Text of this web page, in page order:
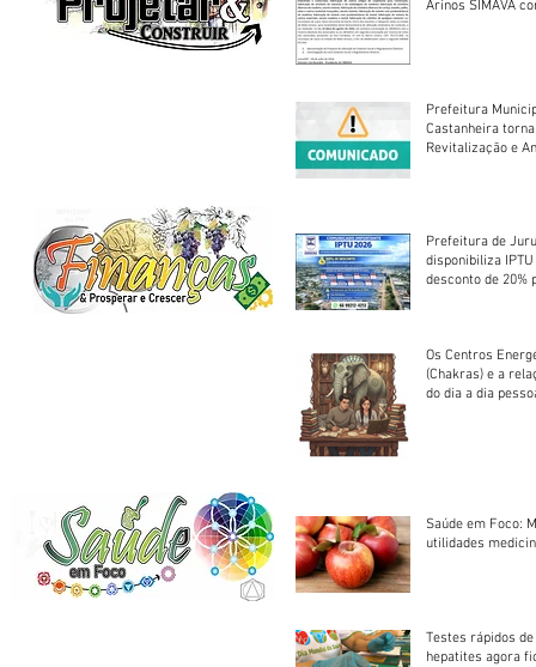
Arinos SIMAVA convoca à
Prefeitura
Castanheira
Revitalização e
Prefeitura de
disponibiliza
desconto de 20%
Os Centros
(Chakras) e a
do dia a dia
Saúde em Foco:
utilidades
Testes rápidos
hepatites agora